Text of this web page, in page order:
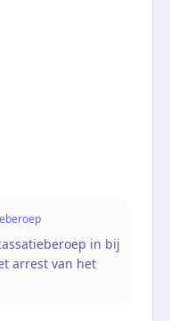
in bij
arrest van het